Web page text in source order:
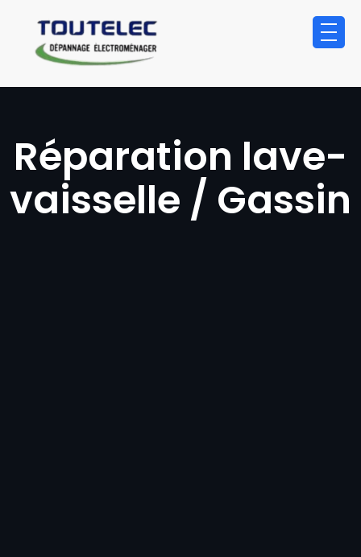
principal
Réparation lave-
vaisselle / Gassin